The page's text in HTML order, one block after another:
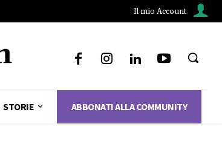
Il mio Account
STORIE ABBONATI ALLA COMMUNITY